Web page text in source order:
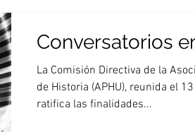
Conversatorios
La Comisión Directiva de la
de Historia (APHU), reunida el
ratifica las finalidades...